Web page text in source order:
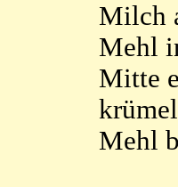
Milch
Mehl
Mitte
Mehl